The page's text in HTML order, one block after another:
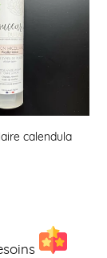
calendula